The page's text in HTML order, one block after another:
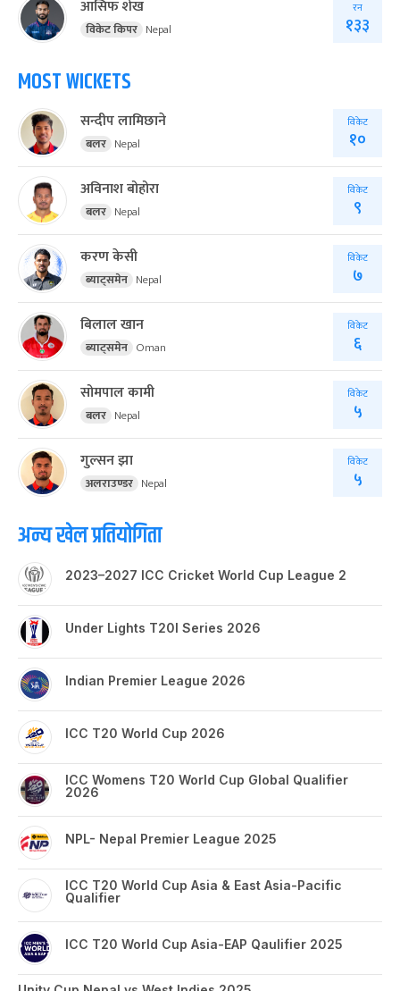
आसिफ शेख
विकेट किपर Nepal
रन
१३३
MOST WICKETS
सन्दीप लामिछाने
बलर Nepal
विकेट
१०
अविनाश बोहोरा
बलर Nepal
विकेट
९
करण केसी
ब्याट्समेन Nepal
विकेट
७
बिलाल खान
ब्याट्समेन Oman
विकेट
६
सोमपाल कामी
बलर Nepal
विकेट
५
गुल्सन झा
अलराउण्डर Nepal
विकेट
५
अन्य खेल प्रतियोगिता
2023–2027 ICC Cricket World Cup League 2
Under Lights T20I Series 2026
Indian Premier League 2026
ICC T20 World Cup 2026
ICC Womens T20 World Cup Global Qualifier
2026
NPL- Nepal Premier League 2025
ICC T20 World Cup Asia & East Asia-Pacific
Qualifier
ICC T20 World Cup Asia-EAP Qaulifier 2025